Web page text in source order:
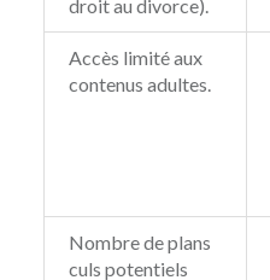
droit au divorce).
Accès limité aux
contenus adultes.
Nombre de plans
culs potentiels